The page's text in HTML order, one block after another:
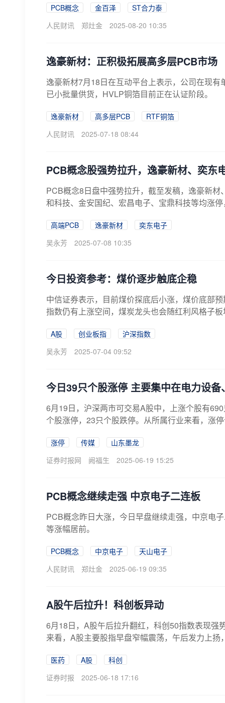
PCB概念 金百泽
ST合力泰
人民财讯
郑灶金 2025-08-20 10:35
逸豪新材：正积极拓展高多层PCB市场
逸豪新材7月18日在互动平台上表示，公司在现
已小批量供货，HVLP铜箔目前正在认证阶段。
逸豪新材 高多层PCB
RTF铜箔
人民财讯
2025-07-18 08:44
PCB概念股强势拉升，逸豪新材、奕东
PCB概念8日盘中强势拉升，截至发稿，逸豪新
和科技、金安国纪、宏昌电子、宝鼎科技等均涨停
高端PCB 逸豪新材
奕东电子
吴永芳
2025-07-08 10:35
今日投资参考：煤价逐步触底企稳
中信证券表示，目前煤价探底后小涨，煤价底部
指数仍有上涨空间，煤炭龙头也会随红利风格子
A股 创业板指
沪深指数
吴永芳
2025-07-04 09:52
今日39只个股涨停 主要集中在电力设
6月19日，沪深两市可交易A股中，上涨个股有
个股涨停，23只个股跌停。从所属行业来看，涨
涨停 传媒
山东墨龙
证券时报网
阙福生 2025-06-19 15:25
PCB概念继续走强 中京电子二连板
PCB概念昨日大涨，今日早盘继续走强，中京电
等涨幅居前。
PCB概念 中京电子
天山电子
人民财讯
郑灶金 2025-06-19 09:35
A股午后拉升！科创板异动
6月18日，A股午后拉升翻红，科创50指数表现强
来看，A股主要股指早盘窄幅震荡，午后发力上
医药 A股
科创
证券时报
2025-06-18 17:16